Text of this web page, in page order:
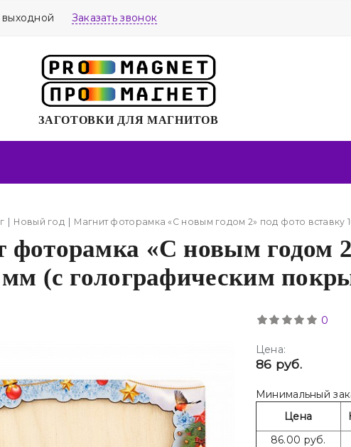
Заказать звонок
ЗАГОТОВКИ ДЛЯ МАГНИТОВ
Новый год Магнит фоторамка «С новым годом 2» под фото
фоторамка «С новым годом
мм (с голографическим
0
Цена:
86 руб.
Минимальный
Цена
86.00 руб.